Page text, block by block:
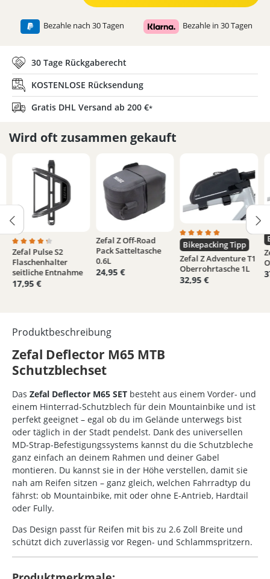
Bezahle nach 30 Tagen Bezahle in 30 Tagen
30 Tage Rückgaberecht
KOSTENLOSE Rücksendung
Gratis DHL Versand ab 200 €*
Wird oft zusammen gekauft
5 Sternenvon 5 von 5 Sternen
Durchschnittliche Bewertung von 4.3 von 5 Sternen
Zefal Pulse S2
Flaschenhalter
seitliche Entnahme
17,95 €
Zefal Z Off-Road
Pack Satteltasche
0.6L
24,95 €
Durchschnittliche
Bikepacking Tipp
Zefal Z Adventure T1
Oberrohrtasche 1L
32,95 €
Produktbeschreibung
Zefal Deflector M65 MTB
Schutzblechset
Das Zefal Deflector M65 SET besteht aus einem Vorder- und
einem Hinterrad-Schutzblech für dein Mountainbike und ist
perfekt geeignet – egal ob du im Gelände unterwegs bist
oder täglich in der Stadt pendelst. Dank des universellen
MD-Strap-Befestigungssystems kannst du die Schutzbleche
ganz einfach an deinem Rahmen und deiner Gabel
montieren. Du kannst sie in der Höhe verstellen, damit sie
nah am Reifen sitzen – ganz gleich, welchen Fahrradtyp du
fährst: ob Mountainbike, mit oder ohne E-Antrieb, Hardtail
oder Fully.
Das Design passt für Reifen mit bis zu 2.6 Zoll Breite und
schützt dich zuverlässig vor Regen- und Schlammspritzern.